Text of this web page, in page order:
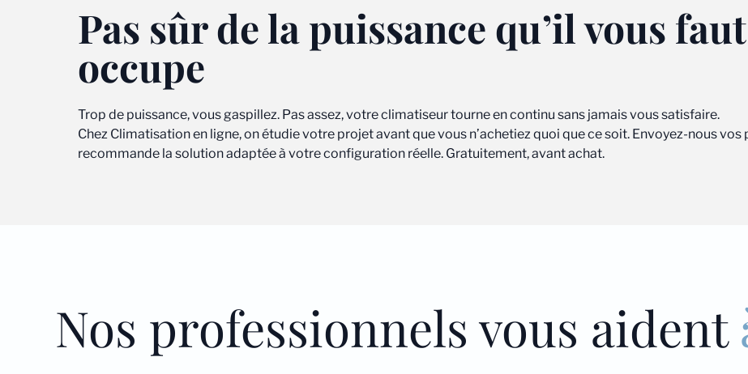
Pas sûr de la puissance qu’il vous faut
occupe
Trop de puissance, vous gaspillez. Pas assez, votre climatiseur tourne en continu sans jamais vous satisfaire.
Chez Climatisation en ligne, on étudie votre projet avant que vous n’achetiez quoi que ce soit. Envoyez-nous
recommande la solution adaptée à votre configuration réelle. Gratuitement, avant achat.
Nos professionnels vous aident